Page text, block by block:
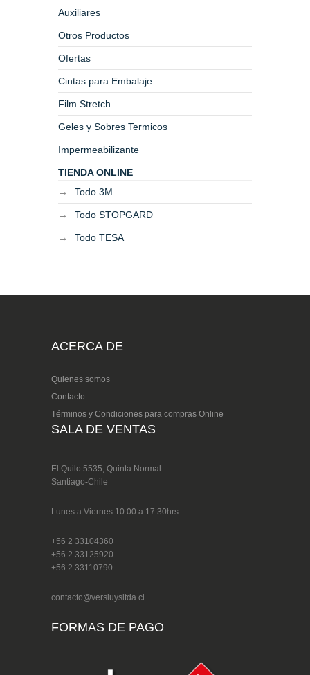
Auxiliares
Otros Productos
Ofertas
Cintas para Embalaje
Film Stretch
Geles y Sobres Termicos
Impermeabilizante
TIENDA ONLINE
Todo 3M
Todo STOPGARD
Todo TESA
ACERCA DE
Quienes somos
Contacto
Términos y Condiciones para compras Online
SALA DE VENTAS
El Quilo 5535, Quinta Normal
Santiago-Chile
Lunes a Viernes 10:00 a 17:30hrs
+56 2 33104360
+56 2 33125920
+56 2 33110790
contacto@versluysltda.cl
FORMAS DE PAGO